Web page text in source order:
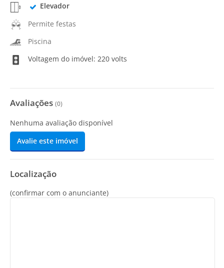
Elevador
Permite festas
Piscina
Voltagem do imóvel: 220 volts
Avaliações (0)
Nenhuma avaliação disponível
Avalie este imóvel
Localização
(confirmar com o anunciante)